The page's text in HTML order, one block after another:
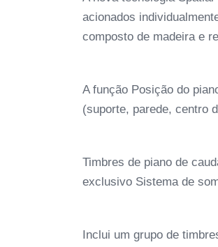
acionados
composto de madeira e
A função Posição do
(suporte, parede, centro
Timbres de piano de
exclusivo Sistema de
Inclui um grupo de